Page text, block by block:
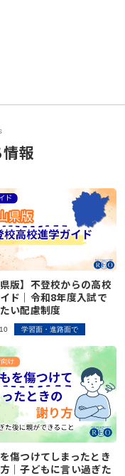
報
県版】不登校からの高校
ド｜令和8年度入試で
い配慮制度
学習面・進路面で
傷つけてしまったとき
｜子どもに言い過ぎた